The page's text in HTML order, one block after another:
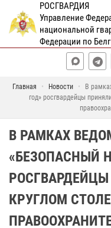
РОСГВАРДИЯ
Управление
национальной
Федерации по
Главная Новости
В
год» росгвардейцы
В РАМКАХ
«БЕЗОПАСНЫЙ
КРУГЛОМ